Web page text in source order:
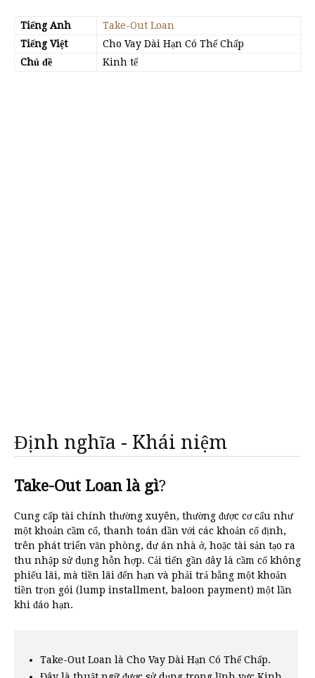
Tiếng Anh
Take-Out Loan
Tiếng Việt
Cho Vay Dài Hạn Có Thế Chấp
Chủ đề
Kinh tế
Định nghĩa - Khái niệm
Take-Out Loan là gì?
Cung cấp tài chính thường xuyên, thường được cơ cấu như
một khoản cầm cố, thanh toán dần với các khoản cố định,
trên phát triển văn phòng, dự án nhà ở, hoặc tài sản tạo ra
thu nhập sử dụng hỗn hợp. Cải tiến gần đây là cầm cố không
phiếu lãi, mà tiền lãi đến hạn và phải trả bằng một khoản
tiền trọn gói (lump installment, baloon payment) một lần
khi đáo hạn.
Take-Out Loan là Cho Vay Dài Hạn Có Thế Chấp.